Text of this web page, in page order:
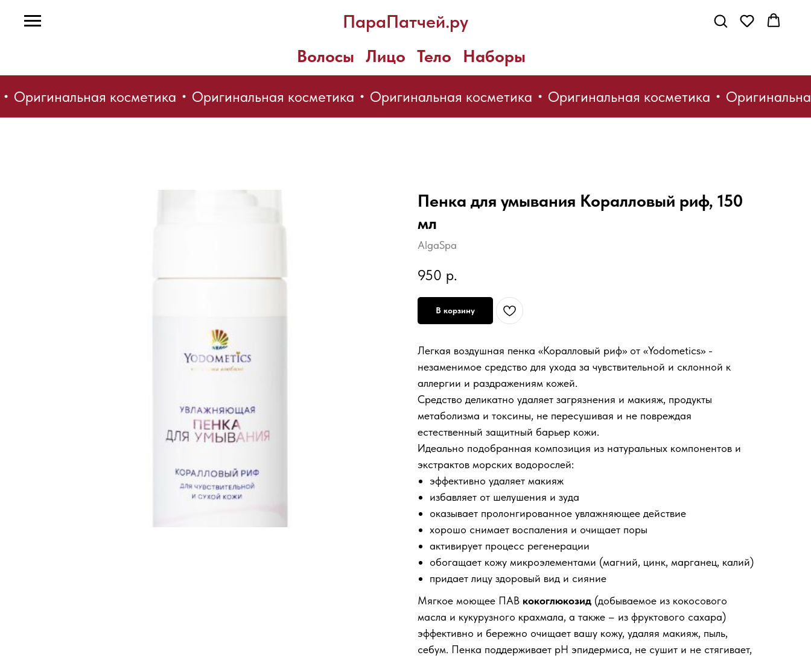
ПараПатчей.ру
Волосы Лицо Тело Наборы
Оригинальная косметика Оригинальная косметика Оригинальная косметика Оригинальная косметика
Пенка для умывания Коралловый риф, 150
мл
AlgaSpa
950 р.
В корзину
Легкая воздушная пенка «Коралловый риф» от «Yodometics» -
незаменимое средство для ухода за чувствительной и склонной к
аллергии и раздражениям кожей.
Средство деликатно удаляет загрязнения и макияж, продукты
метаболизма и токсины, не пересушивая и не повреждая
естественный защитный барьер кожи.
Идеально подобранная композиция из натуральных компонентов и
экстрактов морских водорослей:
эффективно удаляет макияж
избавляет от шелушения и зуда
оказывает пролонгированное увлажняющее действие
хорошо снимает воспаления и очищает поры
активирует процесс регенерации
обогащает кожу микроэлементами (магний, цинк, марганец, калий)
придает лицу здоровый вид и сияние
Мягкое моющее ПАВ кокоглюкозид (добываемое из кокосового
масла и кукурузного крахмала, а также – из фруктового сахара)
эффективно и бережно очищает вашу кожу, удаляя макияж, пыль,
себум. Пенка поддерживает рН эпидермиса, не сушит и не стягивает,